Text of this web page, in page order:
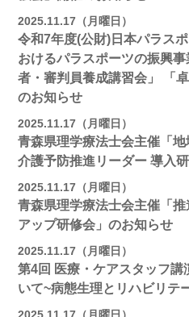
2025.11.17（月曜日）
令和7年度(公財)日本パラス
おけるパラスポーツの振興
者・審判員養成講習会」 「
のお知らせ
2025.11.17（月曜日）
青森県理学療法士会主催「
介護予防推進リーダー 導入
2025.11.17（月曜日）
青森県理学療法士会主催「
アップ研修会」のお知らせ
2025.11.17（月曜日）
第4回 医療・ケアスタッフ
いて~病態生理とリハビリテ